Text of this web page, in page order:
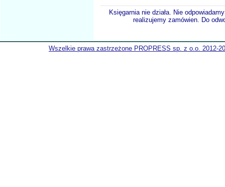
Księgarnia nie działa. Nie
realizujemy zamówien. Do
Wszelkie prawa zastrzeżone PROPRESS sp. z o.o. 2012-